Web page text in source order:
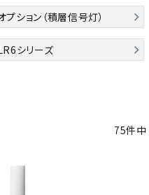
プション（積層信号灯）
シリーズ
75件中